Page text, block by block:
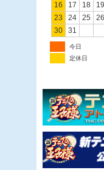
16
17 18 19
23
24 25 26
30
31
今日
定休日